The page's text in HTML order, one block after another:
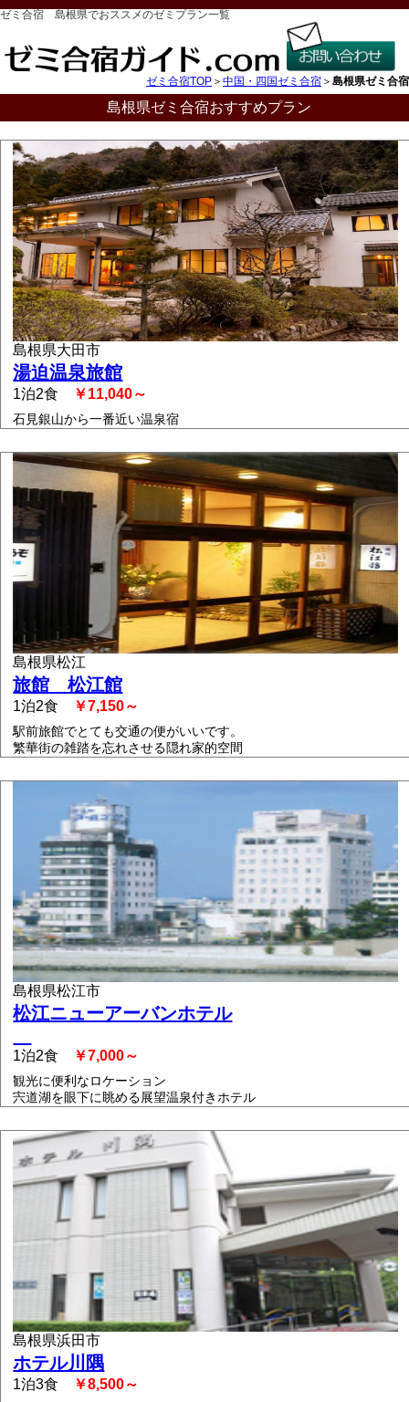
ゼミ合宿 島根県でおススメのゼミプラン一覧
ゼミ合宿TOP ＞ 中国・四国ゼミ合宿 ＞ 島根県ゼミ合宿
島根県ゼミ合宿おすすめプラン
島根県大田市
湯迫温泉旅館
1泊2食 ￥11,040～
石見銀山から一番近い温泉宿
島根県松江
旅館 松江館
1泊2食 ￥7,150～
駅前旅館でとても交通の便がいいです。
繁華街の雑踏を忘れさせる隠れ家的空間
島根県松江市
松江ニューアーバンホテル
1泊2食 ￥7,000～
観光に便利なロケーション
宍道湖を眼下に眺める展望温泉付きホテル
島根県浜田市
ホテル川隅
1泊3食 ￥8,500～